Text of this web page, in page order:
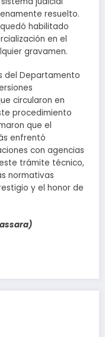
resuelto.
habilitado
en el
gravamen.
del Departamento
circularon en
procedimiento
que el
enfrentó
con agencias
trámite técnico,
normativas
y el honor de